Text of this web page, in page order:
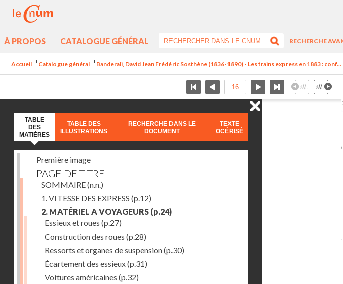
À PROPOS CATALOGUE GÉNÉRAL
RECHERCHE
Accueil Catalogue général Banderali, David Jean Frédéric Sosthène (1836-1890) - Les trains express en 1883 : conf...
TABLE
DES
MATIÈRES
TABLE DES
ILLUSTRATIONS
RECHERCHE DANS LE
DOCUMENT
TEXTE
OCÉRISÉ
Première image
PAGE DE TITRE
SOMMAIRE(n.n.)
1. VITESSE DES EXPRESS (p.12)
2. MATÉRIEL A VOYAGEURS (p.24)
Essieux et roues (p.27)
Construction des roues (p.28)
Ressorts et organes de suspension(p.30)
Écartement des essieux(p.31)
Voitures américaines (p.32)